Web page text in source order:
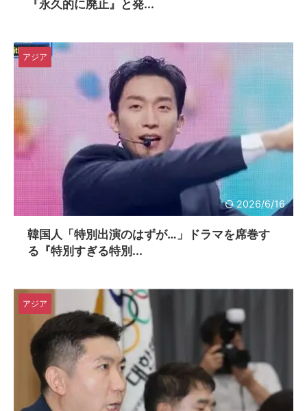
『永久的に廃止』と発...
2026/6/16
アジア
韓国人「特別出演のはずが…」ドラマを席巻す
る『特別すぎる特別...
アジア